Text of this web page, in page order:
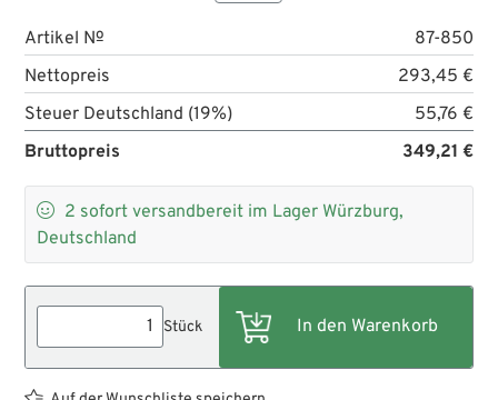
Artikel №
87-850
Nettopreis
293,45 €
Steuer Deutschland (19%)
55,76 €
Bruttopreis
349,21 €
 2 sofort versandbereit im Lager Würzburg,
Deutschland
Stück